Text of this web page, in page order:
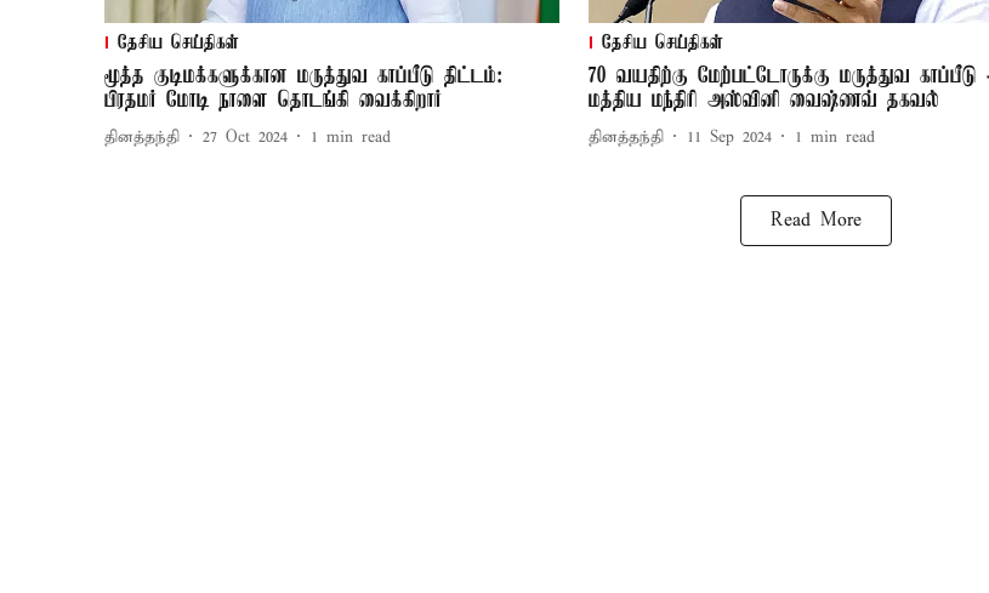
தேசிய செய்திகள்
மூத்த குடிமக்களுக்கான மருத்துவ காப்பீடு திட்டம்:
பிரதமர் மோடி நாளை தொடங்கி வைக்கிறார்
தினத்தந்தி 27 Oct 2024 1 min read
தேசிய செய்திகள்
70 வயதிற்கு மேற்பட்டோருக்கு மருத்துவ காப்பீடு
மத்திய மந்திரி அஸ்வினி வைஷ்ணவ் தகவல்
தினத்தந்தி 11 Sep 2024 1 min read
Read More